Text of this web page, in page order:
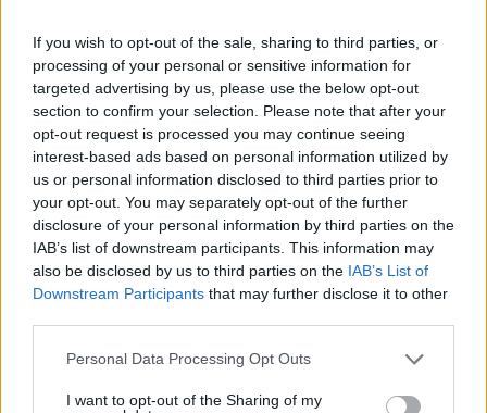
If you wish to opt-out of the sale, sharing to third parties, or
processing of your personal or sensitive information for
targeted advertising by us, please use the below opt-out
section to confirm your selection. Please note that after your
opt-out request is processed you may continue seeing
interest-based ads based on personal information utilized by
us or personal information disclosed to third parties prior to
your opt-out. You may separately opt-out of the further
disclosure of your personal information by third parties on the
IAB’s list of downstream participants. This information may
also be disclosed by us to third parties on the IAB’s List of
Downstream Participants that may further disclose it to other
Please note that this website/app uses one or more Google
not limited to your visit or usage behaviour. You may click to
Personal Data Processing Opt Outs
I want to opt-out of the Sharing of my
Νεαρή γυναίκα με ακατέργαστη ομορφιά από την
Αιθιοπία έγινε viral, δείτε την εντυπωσιακή
μεταμόρφωσή της από μακιγιέρ
06.08.2026, 09:18